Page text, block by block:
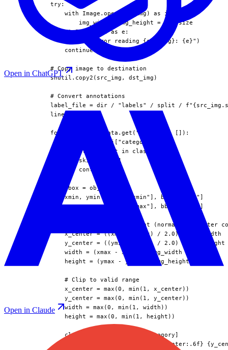
          try:
              with Image.open(src_img) as img:
                  img_width, img_height = img.size
          except Exception as e:
              print(f"Error reading {src_img}: {e}")
              continue
          # Copy image to destination
          shutil.copy2(src_img, dst_img)
          # Convert annotations
label_file = dir / "labels" / split /
          lines = []
          for obj in img_data.get("objects", []):
              category = obj["category"]
              if category not in class_to_idx:
                  skipped += 1
                  continue
              bbox = obj["bbox"]
              xmin, ymin = bbox["xmin"], bbox["ymin"]
              xmax, ymax = bbox["xmax"], bbox["ymax"]
# Convert to YOLO format (normalized center
              x_center = ((xmin + xmax) / 2.0) / img_width
              y_center = ((ymin + ymax) / 2.0) / img_height
              width = (xmax - xmin) / img_width
              height = (ymax - ymin) / img_height
              # Clip to valid range
              x_center = max(0, min(1, x_center))
              y_center = max(0, min(1, y_center))
              width = max(0, min(1, width))
              height = max(0, min(1, height))
              cls_idx = class_to_idx[category]
lines.append(f"{cls_idx} {x_center:.6f}
Open in ChatGPT
Open in Claude